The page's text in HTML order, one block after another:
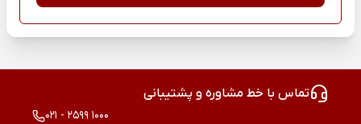
تماس با خط مشاوره و پشتیبانی
021 - 2599 1000